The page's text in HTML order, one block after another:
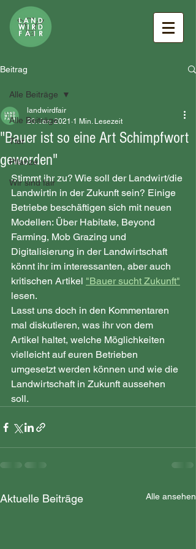
Beitrag
Alle Beiträge
Tier
Pflanze
Wir sind fair
Alle Beiträge
"Bauer ist so eine Art Schimpfwort
geworden"
landwirdfair
20. Jan. 2021 1 Min. Lesezeit
Stimmt ihr zu? Wie soll der Landwirt/die
Landwirtin in der Zukunft sein? Einige
Betriebe beschäftigen sich mit neuen
Modellen: Über Habitate, Beyond
Farming, Mob Grazing und
Digitalisierung in der Landwirtschaft
könnt ihr im interessanten, aber auch
kritischen Artikel "Bauer sucht Zukunft"
lesen.
Lasst uns doch in den Kommentaren
mal diskutieren, was ihr von dem
Artikel haltet, welche Möglichkeiten
vielleicht auf euren Betrieben
umgesetzt werden können und wie die
Landwirtschaft in Zukunft aussehen
soll.
Aktuelle Beiträge Alle ansehen